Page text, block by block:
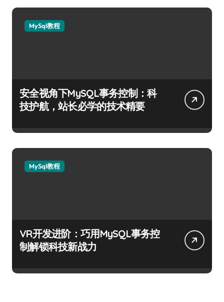
MySql教程
安全视角下MySQL事务控制：科
技护航，站长必学的技术精要
MySql教程
VR开发进阶：巧用MySQL事务控
制解锁科技新战力